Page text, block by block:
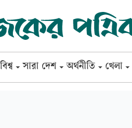
বিশ্ব সারা দেশ অর্থনীতি খেলা